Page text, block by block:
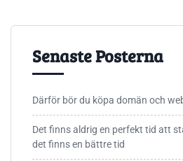
Senaste Posterna
Därför bör du köpa domän och
Det finns aldrig en perfekt tid att
det finns en bättre tid